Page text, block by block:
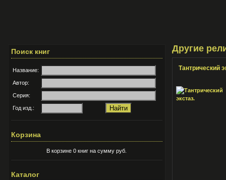
Поиск книг
Название:
Автор:
Серия:
Год изд.:
Корзина
В корзине 0 книг на сумму руб.
Каталог
Другие
Тантрический